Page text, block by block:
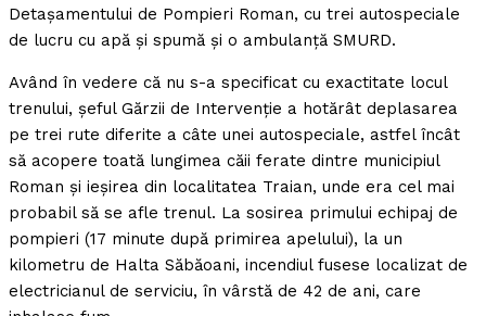
Detaşamentului de Pompieri Roman, cu trei autospeciale
de lucru cu apă şi spumă şi o ambulanţă SMURD.
Având în vedere că nu s-a specificat cu exactitate locul
trenului, şeful Gărzii de Intervenţie a hotărât deplasarea
pe trei rute diferite a câte unei autospeciale, astfel încât
să acopere toată lungimea căii ferate dintre municipiul
Roman şi ieşirea din localitatea Traian, unde era cel mai
probabil să se afle trenul. La sosirea primului echipaj de
pompieri (17 minute după primirea apelului), la un
kilometru de Halta Săbăoani, incendiul fusese localizat de
electricianul de serviciu, în vârstă de 42 de ani, care